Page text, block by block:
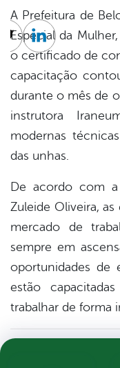
A Prefeitura de
Especial da
o certificado de
capacitação
durante o mês de
instrutora
modernas
das unhas.
De acordo com a
Zuleide Oliveira,
mercado de
sempre em
oportunidades de
estão
trabalhar de forma
Twitter
Linkedin